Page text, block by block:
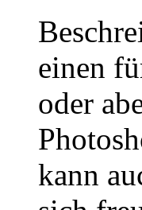
einen
oder
kann